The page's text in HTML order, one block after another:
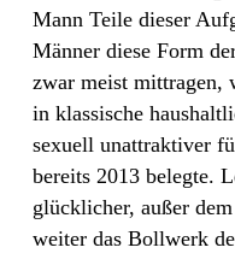
Mann Teile dieser
Männer diese Form
zwar meist mittragen,
in klassische
sexuell unattraktiver
bereits 2013 belegte.
glücklicher, außer
weiter das Bollwerk